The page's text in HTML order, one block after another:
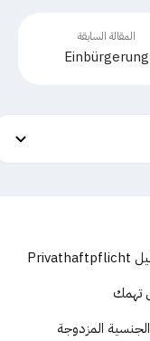
المقالة السابقة
Einbürgerung